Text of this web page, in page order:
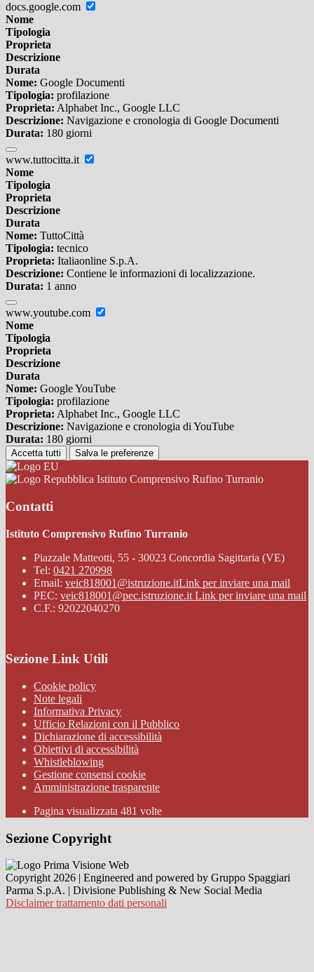
docs.google.com
Nome
Tipologia
Proprieta
Descrizione
Durata
Nome: Google Documenti
Tipologia: profilazione
Proprieta: Alphabet Inc., Google LLC
Descrizione: Navigazione e cronologia di Google Documenti
Durata: 180 giorni
www.tuttocitta.it
Nome
Tipologia
Proprieta
Descrizione
Durata
Nome: TuttoCittà
Tipologia: tecnico
Proprieta: Italiaonline S.p.A.
Descrizione: Contiene le informazioni di localizzazione.
Durata: 1 anno
www.youtube.com
Nome
Tipologia
Proprieta
Descrizione
Durata
Nome: Google YouTube
Tipologia: profilazione
Proprieta: Alphabet Inc., Google LLC
Descrizione: Navigazione e cronologia di YouTube
Durata: 180 giorni
Accetta tutti Salva le preferenze
Istituto Comprensivo Rufino Turranio
Contatti
Istituto Comprensivo Rufino Turranio
Piazzale Matteotti, 55 - 30023 Concordia Sagittaria (VE)
Tel: 0421 270998
Email: veic818001@istruzione.itLink per inviare una mail
PEC: veic818001@pec.istruzione.it Link per inviare una mail
C.F.: 92022040270
Sezione Link Utili
Cookie policy
Note legali
Informativa Privacy
Ufficio Relazioni con il Pubblico
Dichiarazione di accessibilità
Obiettivi di accessibilità
Whistleblowing
Gestione consensi cookie
Amministrazione trasparente
Pagina visualizzata 481 volte
Sezione Copyright
Copyright 2026 | Engineered and powered by Gruppo Spaggiari
Parma S.p.A. | Divisione Publishing & New Social Media
Disclaimer trattamento dati personali